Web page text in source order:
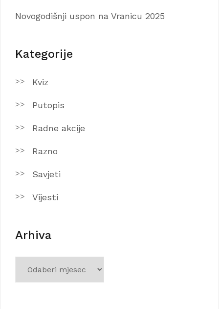
Novogodišnji uspon na Vranicu 2025
Kategorije
Kviz
Putopis
Radne akcije
Razno
Savjeti
Vijesti
Arhiva